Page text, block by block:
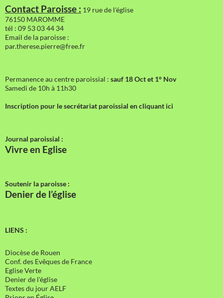
Contact Paroisse : 19 rue de l'église
76150 MAROMME
tél : 09 53 03 44 34
Email de la paroisse :
par.therese.pierre@free.fr
Permanence au centre paroissial : sauf 18 Oct et 1° Nov
Samedi de 10h à 11h30
Inscription pour le secrétariat paroissial en cliquant ici
Journal paroissial :
Vivre en Eglise
Soutenir la paroisse :
Denier de l’église
LIENS :
Diocèse de Rouen
Conf. des Evêques de France
Eglise Verte
Denier de l'église
Textes du jour AELF